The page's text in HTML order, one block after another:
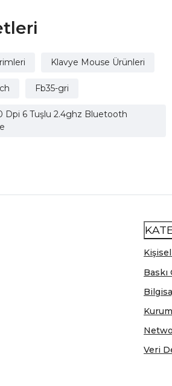
Klavye Mouse Ürünleri
Fb35-gri
Dpi 6 Tuşlu 2.4ghz Bluetooth
Veri